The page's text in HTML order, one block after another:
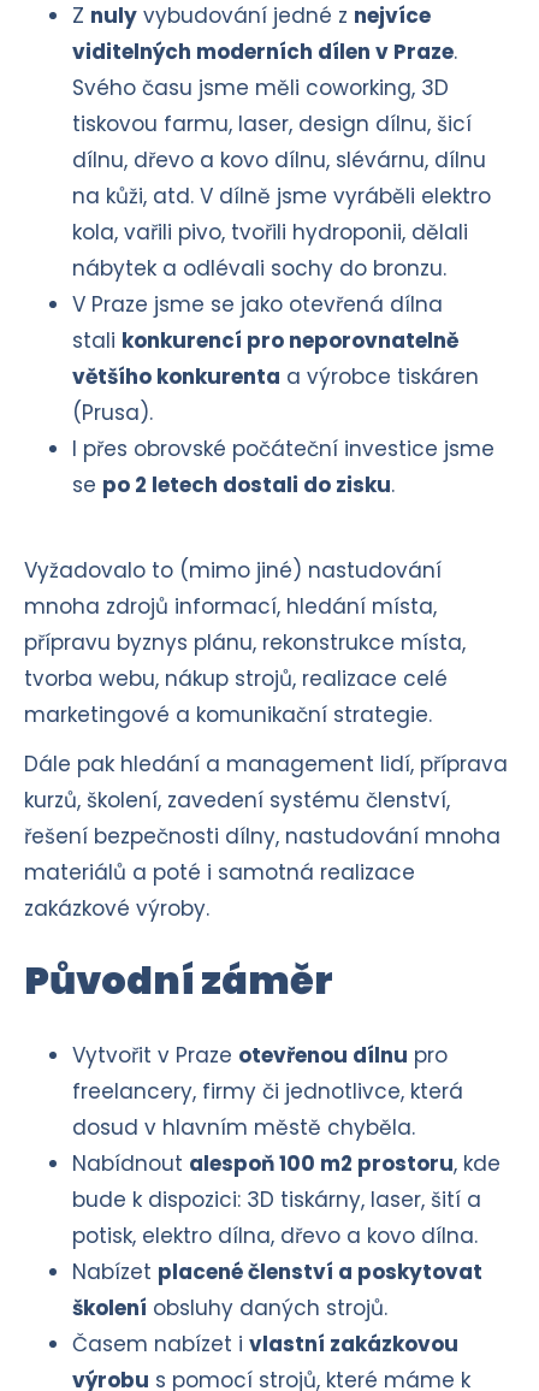
Z nuly vybudování jedné z nejvíce
viditelných moderních dílen v Praze.
Svého času jsme měli coworking, 3D
tiskovou farmu, laser, design dílnu, šicí
dílnu, dřevo a kovo dílnu, slévárnu, dílnu
na kůži, atd. V dílně jsme vyráběli elektro
kola, vařili pivo, tvořili hydroponii, dělali
nábytek a odlévali sochy do bronzu.
V Praze jsme se jako otevřená dílna
stali konkurencí pro neporovnatelně
většího konkurenta a výrobce tiskáren
(Prusa).
I přes obrovské počáteční investice jsme
se po 2 letech dostali do zisku.
Vyžadovalo to (mimo jiné) nastudování
mnoha zdrojů informací, hledání místa,
přípravu byznys plánu, rekonstrukce místa,
tvorba webu, nákup strojů, realizace celé
marketingové a komunikační strategie.
Dále pak hledání a management lidí, příprava
kurzů, školení, zavedení systému členství,
řešení bezpečnosti dílny, nastudování mnoha
materiálů a poté i samotná realizace
zakázkové výroby.
Původní záměr
Vytvořit v Praze otevřenou dílnu pro
freelancery, firmy či jednotlivce, která
dosud v hlavním městě chyběla.
Nabídnout alespoň 100 m2 prostoru, kde
bude k dispozici: 3D tiskárny, laser, šití a
potisk, elektro dílna, dřevo a kovo dílna.
Nabízet placené členství a poskytovat
školení obsluhy daných strojů.
Časem nabízet i vlastní zakázkovou
výrobu s pomocí strojů, které máme k